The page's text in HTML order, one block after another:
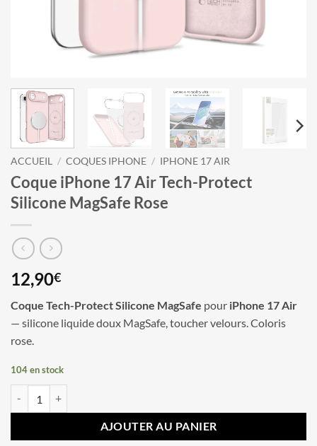
ACCUEIL / COQUES IPHONE / IPHONE 17 AIR
Coque iPhone 17 Air Tech-Protect
Silicone MagSafe Rose
12,90€
Coque Tech-Protect Silicone MagSafe pour iPhone 17 Air
— silicone liquide doux MagSafe, toucher velours. Coloris
rose.
104 en stock
AJOUTER AU PANIER